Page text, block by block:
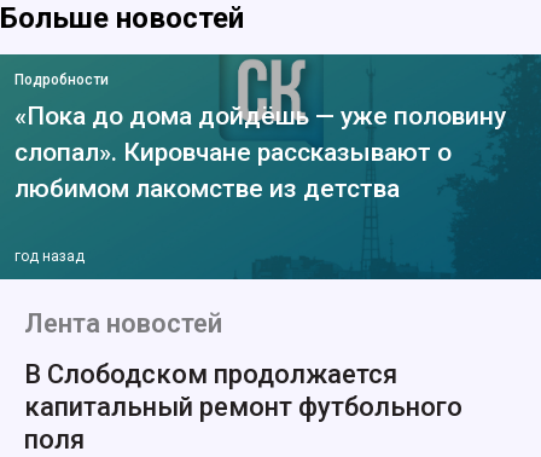
Больше новостей
Подробности
«Пока до дома дойдёшь — уже половину
слопал». Кировчане рассказывают о
любимом лакомстве из детства
год назад
Лента новостей
В Слободском продолжается
капитальный ремонт футбольного
поля